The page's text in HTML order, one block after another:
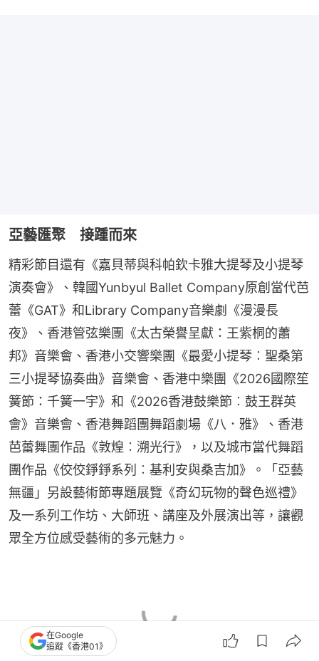
亞藝匯聚 接踵而來
精彩節目還有《嘉貝蒂與科帕欽卡雅大提琴及小提琴
演奏會》、韓國Yunbyul Ballet Company原創當代芭
蕾《GAT》和Library Company音樂劇《漫漫長
夜》、香港管弦樂團《太古榮譽呈獻：王紫桐的蕭
邦》音樂會、香港小交響樂團《最愛小提琴︰聖桑第
三小提琴協奏曲》音樂會、香港中樂團《2026國際笙
簧節：千簧一宇》和《2026香港鼓樂節︰鼓王群英
會》音樂會、香港舞蹈團舞蹈劇場《八．雅》、香港
芭蕾舞團作品《敦煌︰溯光行》，以及城市當代舞蹈
團作品《佼佼錚錚系列︰基利安與桑吉加》。「亞藝
無疆」另設藝術節專題展覽《奇幻玩物的聲色巡禮》
及一系列工作坊、大師班、講座及外展演出等，讓觀
眾全方位感受藝術的多元魅力。
在Google
追蹤《香港01》